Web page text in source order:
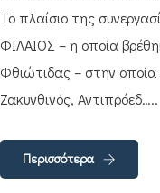
Το πλαίσιο της
ΦΙΛΑΙΟΣ – η οποία
Φθιώτιδας – στην οποία
Ζακυνθινός, Αντιπρόεδ…..
Περισσότερα